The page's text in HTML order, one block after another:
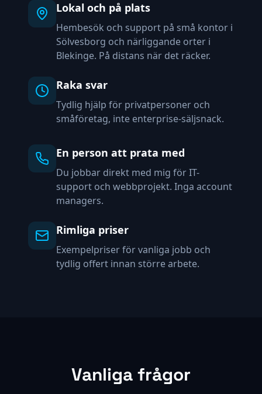
Lokal och på plats
Hembesök och support på små kontor i
Sölvesborg och närliggande orter i
Blekinge. På distans när det räcker.
Raka svar
Tydlig hjälp för privatpersoner och
småföretag, inte enterprise-säljsnack.
En person att prata med
Du jobbar direkt med mig för IT-
support och webbprojekt. Inga account
managers.
Rimliga priser
Exempelpriser för vanliga jobb och
tydlig offert innan större arbete.
Vanliga frågor